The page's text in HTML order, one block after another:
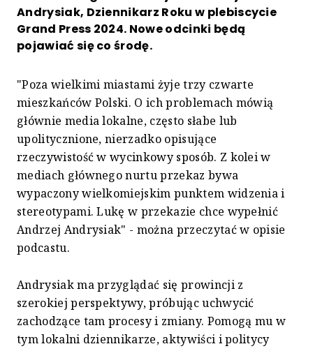
Andrysiak, Dziennikarz Roku w plebiscycie
Grand Press 2024. Nowe odcinki będą
pojawiać się co środę.
"Poza wielkimi miastami żyje trzy czwarte
mieszkańców Polski. O ich problemach mówią
głównie media lokalne, często słabe lub
upolitycznione, nierzadko opisujące
rzeczywistość w wycinkowy sposób. Z kolei w
mediach głównego nurtu przekaz bywa
wypaczony wielkomiejskim punktem widzenia i
stereotypami. Lukę w przekazie chce wypełnić
Andrzej Andrysiak" - można przeczytać w opisie
podcastu.
Andrysiak ma przyglądać się prowincji z
szerokiej perspektywy, próbując uchwycić
zachodzące tam procesy i zmiany. Pomogą mu w
tym lokalni dziennikarze, aktywiści i politycy